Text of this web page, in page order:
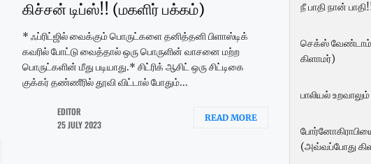
கிச்சன் டிப்ஸ்!! (மகளிர் பக்கம்)
* ஃப்ரிட்ஜில் வைக்கும் பொருட்களை தனித்தனி பிளாஸ்டிக்
கவரில் போட்டு வைத்தால் ஒரு பொருளின் வாசனை மற்ற
பொருட்களின் மீது படியாது.* சிட்ரிக் ஆசிட் ஒரு சிட்டிகை
குக்கர் தண்ணீரில் தூவி விட்டால் போதும்...
EDITOR
25 JULY 2023
READ MORE
நீ பாதி நான்
செக்ஸ்
கிளாமர்)
பாலியல்
(அவ்வப்போது